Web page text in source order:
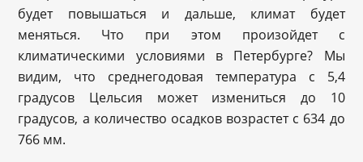
будет повышаться и дальше, климат будет
меняться. Что при этом произойдет с
климатическими условиями в Петербурге? Мы
видим, что среднегодовая температура с 5,4
градусов Цельсия может измениться до 10
градусов, а количество осадков возрастет с 634 до
766 мм.